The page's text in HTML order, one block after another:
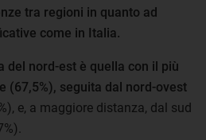
tra regioni in quanto ad
come in Italia.
del nord-est è quella con il più
(67,5%), seguita dal nord-ovest
e, a maggiore distanza, dal sud